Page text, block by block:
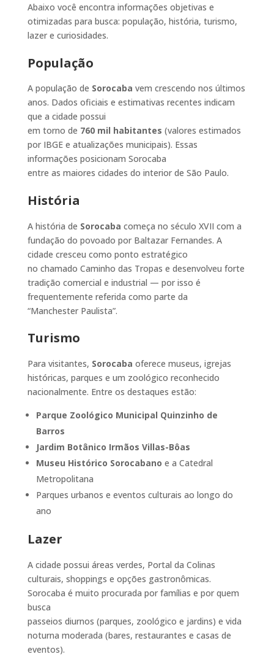
Abaixo você encontra informações objetivas e
otimizadas para busca: população, história, turismo,
lazer e curiosidades.
População
A população de Sorocaba vem crescendo nos últimos
anos. Dados oficiais e estimativas recentes indicam
que a cidade possui
em torno de 760 mil habitantes (valores estimados
por IBGE e atualizações municipais). Essas
informações posicionam Sorocaba
entre as maiores cidades do interior de São Paulo.
História
A história de Sorocaba começa no século XVII com a
fundação do povoado por Baltazar Fernandes. A
cidade cresceu como ponto estratégico
no chamado Caminho das Tropas e desenvolveu forte
tradição comercial e industrial — por isso é
frequentemente referida como parte da
“Manchester Paulista”.
Turismo
Para visitantes, Sorocaba oferece museus, igrejas
históricas, parques e um zoológico reconhecido
nacionalmente. Entre os destaques estão:
Parque Zoológico Municipal Quinzinho de
Barros
Jardim Botânico Irmãos Villas-Bôas
Museu Histórico Sorocabano e a Catedral
Metropolitana
Parques urbanos e eventos culturais ao longo do
ano
Lazer
A cidade possui áreas verdes, Portal da Colinas
culturais, shoppings e opções gastronômicas.
Sorocaba é muito procurada por famílias e por quem
busca
passeios diurnos (parques, zoológico e jardins) e vida
noturna moderada (bares, restaurantes e casas de
eventos).